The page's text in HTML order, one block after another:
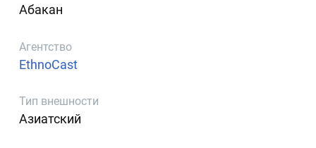
Абакан
Агентство
EthnoCast
Тип внешности
Азиатский